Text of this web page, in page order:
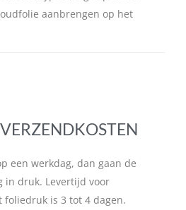
aanbrengen op het
een werkdag, dan gaan de
in druk. Levertijd voor
foliedruk is 3 tot 4 dagen.